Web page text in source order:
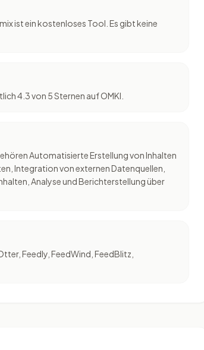
ist ein kostenloses Tool. Es gibt keine
4.3 von 5 Sternen auf OMKI.
Automatisierte Erstellung von Inhalten
Integration von externen Datenquellen,
Analyse und Berichterstellung über
Feedly, FeedWind, FeedBlitz,